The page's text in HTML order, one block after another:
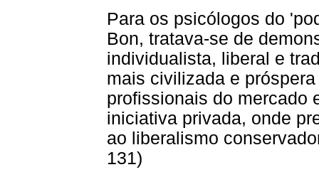
Para os psicólogos do
Bon, tratava-se de
individualista, liberal e
mais civilizada e
profissionais do mercado
iniciativa privada, onde
ao liberalismo
131)